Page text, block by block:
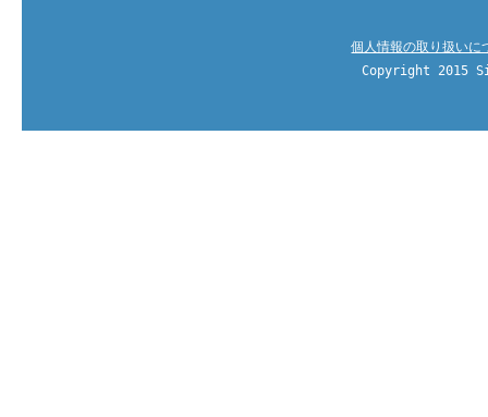
個人情報の取り扱いに
Copyright 2015